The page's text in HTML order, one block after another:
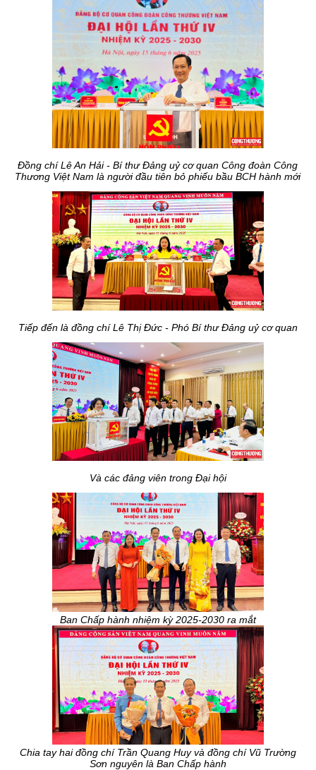
Đồng chí Lê An Hải - Bí thư Đảng uỷ cơ quan Công đoàn Công
Thương Việt Nam là người đầu tiên bỏ phiếu bầu BCH hành mới
Tiếp đến là đồng chí Lê Thị Đức - Phó Bí thư Đảng uỷ cơ quan
Và các đảng viên trong Đại hội
Ban Chấp hành nhiệm kỳ 2025-2030 ra mắt
Chia tay hai đồng chí Trần Quang Huy và đồng chí Vũ Trường
Sơn nguyên là Ban Chấp hành